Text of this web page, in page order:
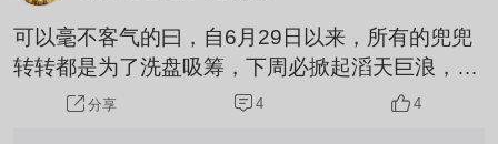
可以毫不客气的曰，自6月29日以来，所有的兜兜
转转都是为了洗盘吸筹，下周必掀起滔天巨浪，必
让持有者眼珠子崩出来，，，哈哈哈哈
分享 4 4